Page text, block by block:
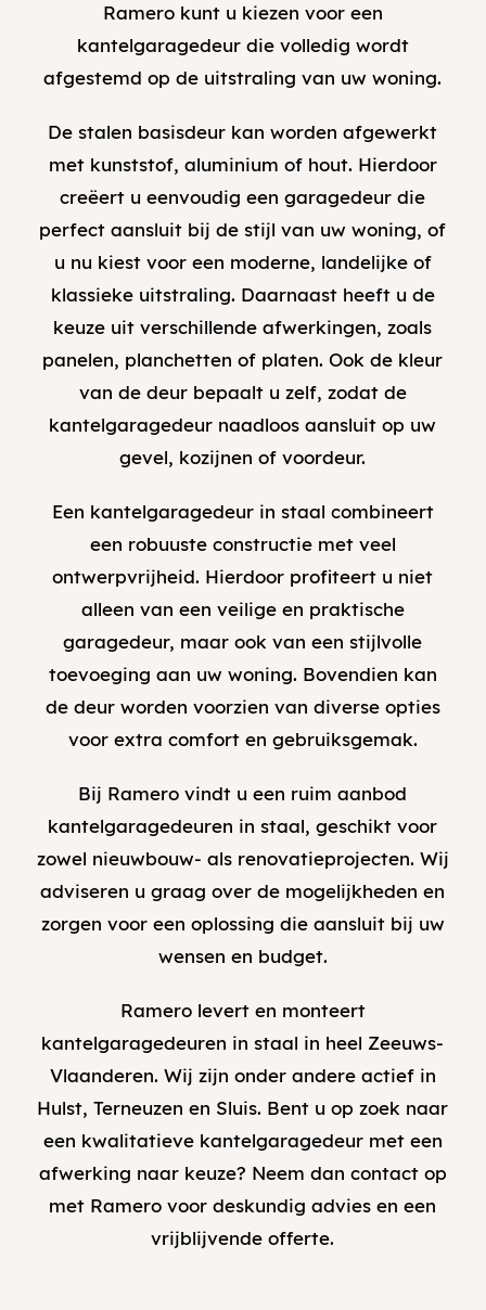
Ramero kunt u kiezen voor een
kantelgaragedeur die volledig wordt
afgestemd op de uitstraling van uw woning.
De stalen basisdeur kan worden afgewerkt
met kunststof, aluminium of hout. Hierdoor
creëert u eenvoudig een garagedeur die
perfect aansluit bij de stijl van uw woning, of
u nu kiest voor een moderne, landelijke of
klassieke uitstraling. Daarnaast heeft u de
keuze uit verschillende afwerkingen, zoals
panelen, planchetten of platen. Ook de kleur
van de deur bepaalt u zelf, zodat de
kantelgaragedeur naadloos aansluit op uw
gevel, kozijnen of voordeur.
Een kantelgaragedeur in staal combineert
een robuuste constructie met veel
ontwerpvrijheid. Hierdoor profiteert u niet
alleen van een veilige en praktische
garagedeur, maar ook van een stijlvolle
toevoeging aan uw woning. Bovendien kan
de deur worden voorzien van diverse opties
voor extra comfort en gebruiksgemak.
Bij Ramero vindt u een ruim aanbod
kantelgaragedeuren in staal, geschikt voor
zowel nieuwbouw- als renovatieprojecten. Wij
adviseren u graag over de mogelijkheden en
zorgen voor een oplossing die aansluit bij uw
wensen en budget.
Ramero levert en monteert
kantelgaragedeuren in staal in heel Zeeuws-
Vlaanderen. Wij zijn onder andere actief in
Hulst, Terneuzen en Sluis. Bent u op zoek naar
een kwalitatieve kantelgaragedeur met een
afwerking naar keuze? Neem dan contactop
met Ramero voor deskundig advies en een
vrijblijvende offerte.